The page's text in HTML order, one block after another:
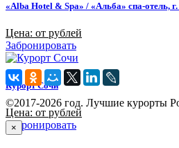
«Alba Hotel & Spa» / «Альба» спа-отель,
Цена: от рублей
Забронировать
Курорт Сочи
Цена: от рублей
Забронировать
©2017-2026 год. Лучшие курорты
×